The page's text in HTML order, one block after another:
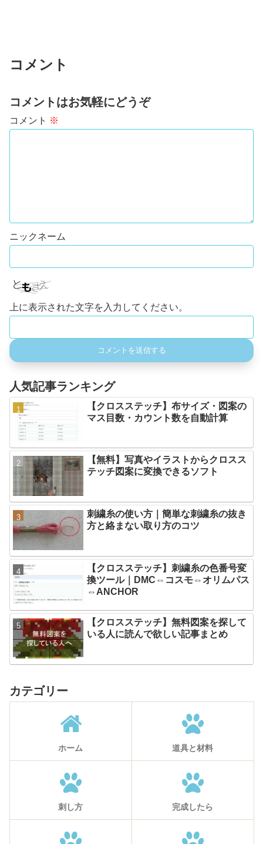
コメント
コメントはお気軽にどうぞ
コメント ※
上に表示された文字を入力してください。
人気記事ランキング
【クロスステッチ】布サイズ・図案の
マス目数・カウント数を自動計算
【無料】写真やイラストからクロスス
テッチ図案に変換できるソフト
刺繍糸の使い方｜簡単な刺繍糸の抜き
方と絡まない取り方のコツ
【クロスステッチ】刺繍糸の色番号変
換ツール｜DMC⇔コスモ⇔オリムパス
⇔ANCHOR
【クロスステッチ】無料図案を探して
いる人に読んで欲しい記事まとめ
カテゴリー
ホーム 道具と材料
刺し方 完成したら